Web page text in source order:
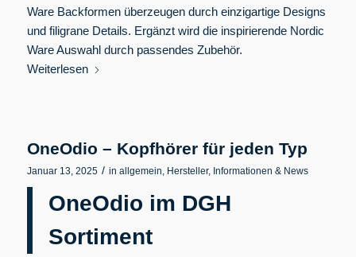
Ware Backformen überzeugen durch einzigartige Designs
und filigrane Details. Ergänzt wird die inspirierende Nordic
Ware Auswahl durch passendes Zubehör.
Weiterlesen
OneOdio – Kopfhörer für jeden Typ
Januar 13, 2025 / in allgemein, Hersteller, Informationen & News
OneOdio im DGH
Sortiment